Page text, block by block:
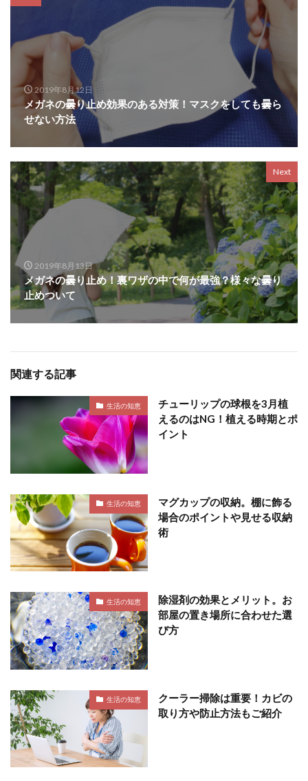
2019年8月12日
メガネの曇り止め効果のある対策！マスクをしても曇ら
せない方法
Next
2019年8月13日
メガネの曇り止め！裏ワザの中で何が最強？様々な曇り
止めついて
関連する記事
生活の知恵
チューリップの球根を3月植
えるのはNG！植える時期とポ
イント
生活の知恵
マグカップの収納。棚に飾る
場合のポイントや見せる収納
術
生活の知恵
除湿剤の効果とメリット。お
部屋の置き場所に合わせた選
び方
生活の知恵
クーラー掃除は重要！カビの
取り方や防止方法もご紹介